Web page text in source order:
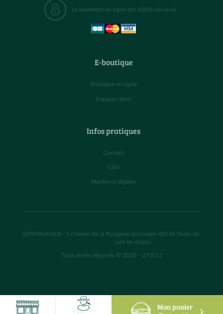
Mon panier
Le paiement en ligne est 100% sécurisé
E-boutique
Boutique en ligne
Espace client
Infos pratiques
Contact
CGV
Mentions légales
GERMINANCE- 1 chemin de la Rougerie Soucelles 49140 Rives du
Loir en Anjou
Tous droits réservés © 2020 - 27.0.12